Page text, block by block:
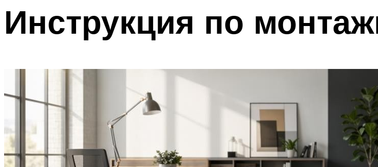
Инструкция по